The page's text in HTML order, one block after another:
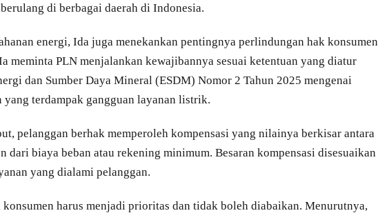
di berbagai daerah di Indonesia.
energi, Ida juga menekankan pentingnya perlindungan hak konsumen
meminta PLN menjalankan kewajibannya sesuai ketentuan yang diatur
dan Sumber Daya Mineral (ESDM) Nomor 2 Tahun 2025 mengenai
yang terdampak gangguan layanan listrik.
pelanggan berhak memperoleh kompensasi yang nilainya berkisar antara
dari biaya beban atau rekening minimum. Besaran kompensasi disesuaikan
yang dialami pelanggan.
konsumen harus menjadi prioritas dan tidak boleh diabaikan. Menurutnya,